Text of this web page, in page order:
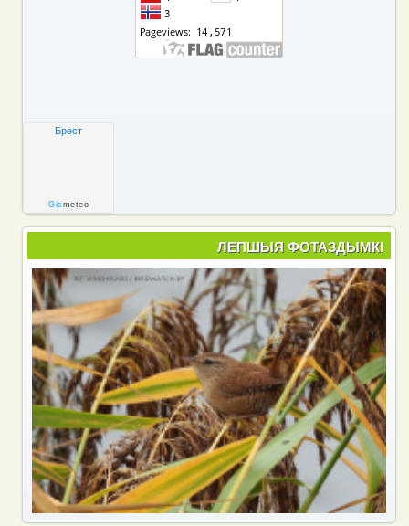
Брест
Gismeteo
ЛЕПШЫЯ ФОТАЗДЫМКІ